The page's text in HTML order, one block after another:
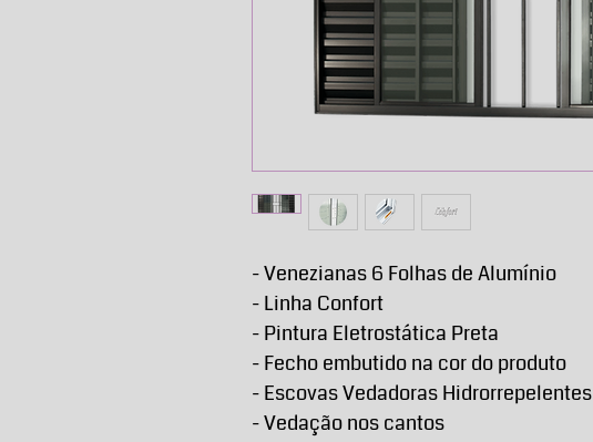
- Venezianas 6 Folhas de Alumínio
- Linha Confort
- Pintura Eletrostática Preta
- Fecho embutido na cor do produto
- Escovas Vedadoras Hidrorrepelentes
- Vedação nos cantos